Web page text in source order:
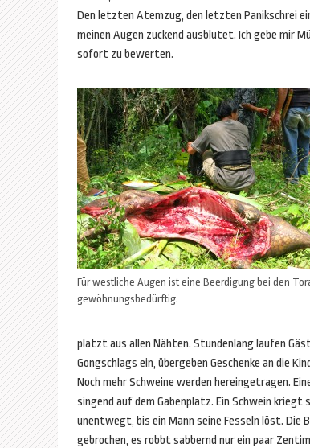
Den letzten Atemzug, den letzten Panikschrei
meinen Augen zuckend ausblutet. Ich gebe mir
sofort zu bewerten.
Für westliche Augen ist eine Beerdigung bei den
gewöhnungsbedürftig.
platzt aus allen Nähten. Stundenlang laufen
Gongschlags ein, übergeben Geschenke an die
Noch mehr Schweine werden hereingetragen.
singend auf dem Gabenplatz. Ein Schwein kriegt
unentwegt, bis ein Mann seine Fesseln löst. Die
gebrochen, es robbt sabbernd nur ein paar